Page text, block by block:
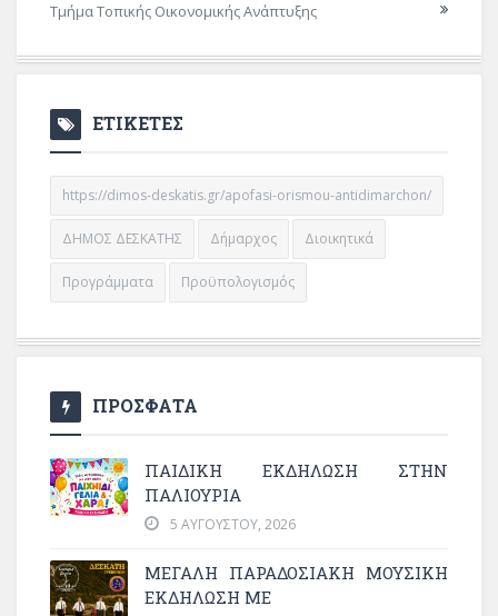
Τμήμα Τοπικής Οικονομικής Ανάπτυξης
ΕΤΙΚΕΤΕΣ
https://dimos-deskatis.gr/apofasi-orismou-antidimarchon/
ΔΗΜΟΣ ΔΕΣΚΑΤΗΣ Δήμαρχος Διοικητικά
Προγράμματα Προϋπολογισμός
ΠΡΟΣΦΑΤΑ
ΠΑΙΔΙΚΗ ΕΚΔΗΛΩΣΗ ΣΤΗΝ
ΠΑΛΙΟΥΡΙΑ
5 ΑΥΓΟΎΣΤΟΥ, 2026
ΜΕΓΆΛΗ ΠΑΡΑΔΟΣΙΑΚΉ ΜΟΥΣΙΚΉ
ΕΚΔΉΛΩΣΗ ΜΕ